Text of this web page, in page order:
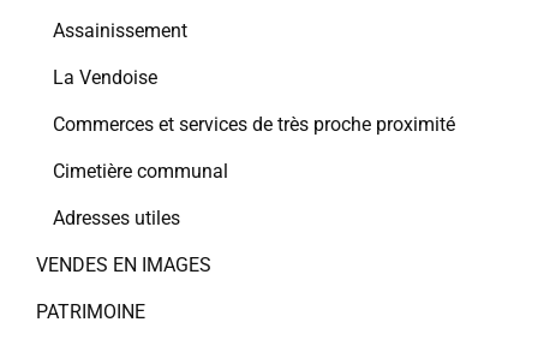
Assainissement
La Vendoise
Commerces et services de très proche proximité
Cimetière communal
Adresses utiles
VENDES EN IMAGES
PATRIMOINE